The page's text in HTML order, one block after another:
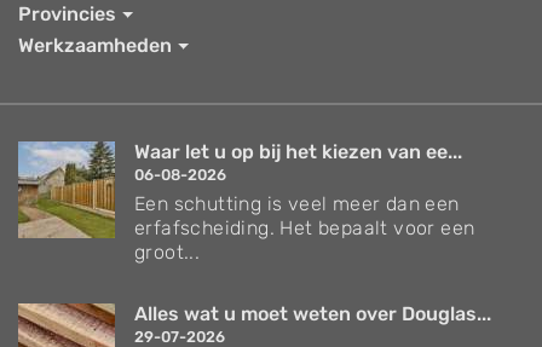
Provincies
Werkzaamheden
Waar let u op bij het kiezen van ee...
06-08-2026
Een schutting is veel meer dan een
erfafscheiding. Het bepaalt voor een
groot...
Alles wat u moet weten over Douglas...
29-07-2026